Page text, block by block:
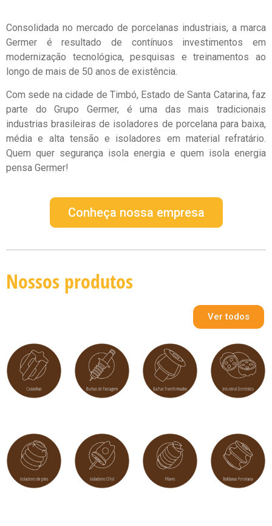
Consolidada no mercado de porcelanas industriais, a marca
Germer é resultado de contínuos investimentos em
modernização tecnológica, pesquisas e treinamentos ao
longo de mais de 50 anos de existência.
Com sede na cidade de Timbó, Estado de Santa Catarina, faz
parte do Grupo Germer, é uma das mais tradicionais
industrias brasileiras de isoladores de porcelana para baixa,
média e alta tensão e isoladores em material refratário.
Quem quer segurança isola energia e quem isola energia
pensa Germer!
Conheça nossa empresa
Nossos produtos
Ver todos